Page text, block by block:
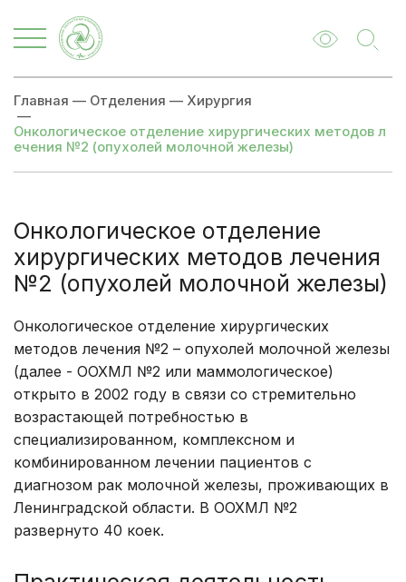
Главная — Отделения — Хирургия
—
Онкологическое отделение хирургических методов л
ечения №2 (опухолей молочной железы)
Онкологическое отделение
хирургических методов лечения
№2 (опухолей молочной железы)
Онкологическое отделение хирургических
методов лечения №2 – опухолей молочной железы
(далее - ООХМЛ №2 или маммологическое)
открыто в 2002 году в связи со стремительно
возрастающей потребностью в
специализированном, комплексном и
комбинированном лечении пациентов с
диагнозом рак молочной железы, проживающих в
Ленинградской области. В ООХМЛ №2
развернуто 40 коек.